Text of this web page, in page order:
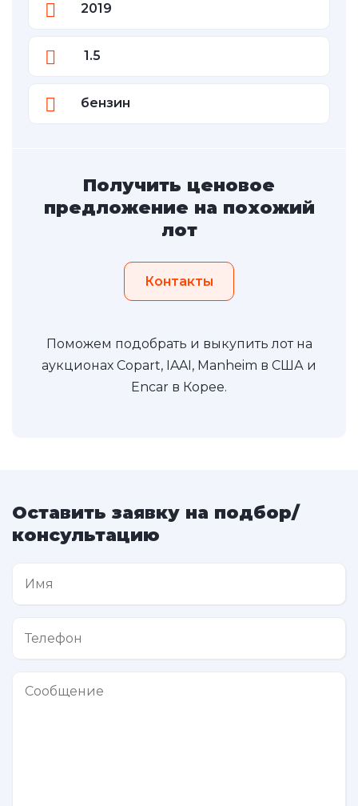
2019
1.5
бензин
Получить ценовое
предложение на похожий
лот
Контакты
Поможем подобрать и выкупить лот на
аукционах Copart, IAAI, Manheim в США и
Encar в Корее.
Оставить заявку на подбор/
консультацию